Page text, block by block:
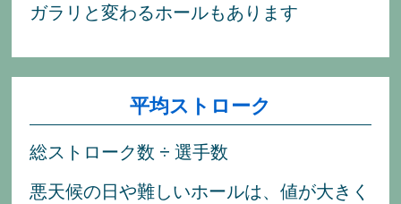
ガラリと変わるホールもあります
平均ストローク
総ストローク数 ÷ 選手数
悪天候の日や難しいホールは、値が大きく